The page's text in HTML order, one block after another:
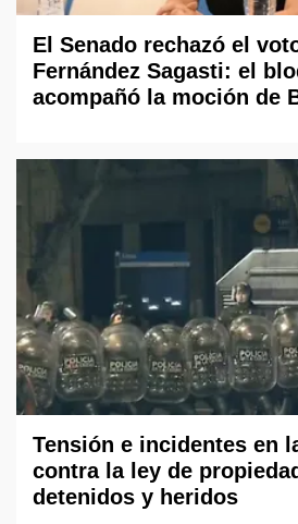
El Senado rechazó el
Fernández Sagasti: el
acompañó la moción de
Tensión e incidentes en
contra la ley de
detenidos y heridos